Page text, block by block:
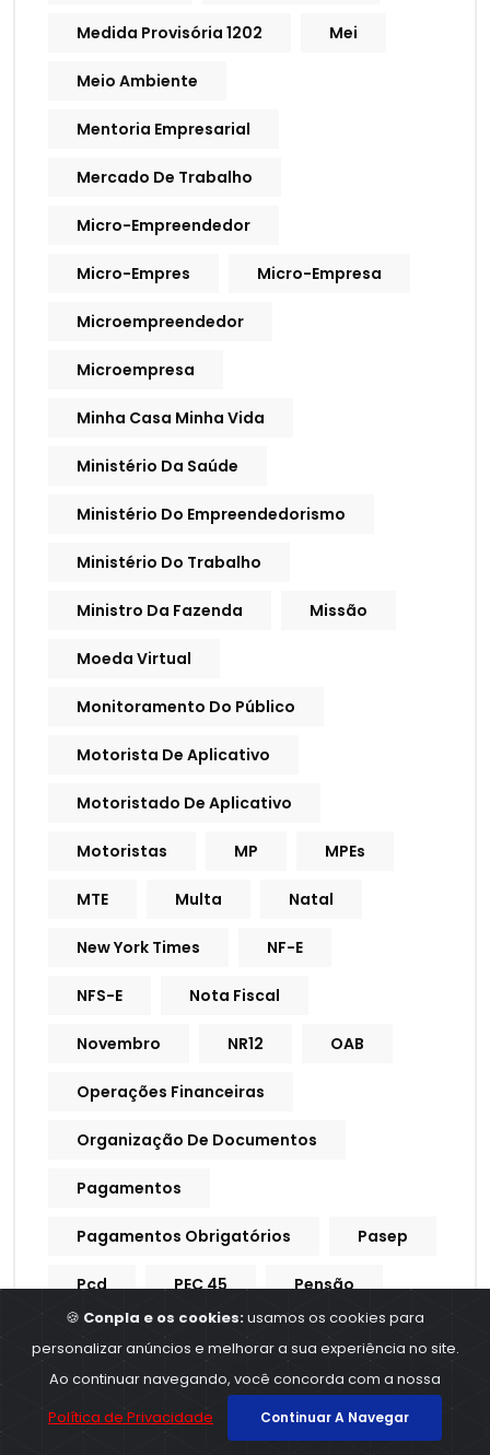
Medida Provisória 1202 Mei
Meio Ambiente
Mentoria Empresarial
Mercado De Trabalho
Micro-Empreendedor
Micro-Empres Micro-Empresa
Microempreendedor
Microempresa
Minha Casa Minha Vida
Ministério Da Saúde
Ministério Do Empreendedorismo
Ministério Do Trabalho
Ministro Da Fazenda Missão
Moeda Virtual
Monitoramento Do Público
Motorista De Aplicativo
Motoristado De Aplicativo
Motoristas MP MPEs
MTE Multa Natal
New York Times NF-E
NFS-E Nota Fiscal
Novembro NR12 OAB
Operações Financeiras
Organização De Documentos
Pagamentos
Pagamentos Obrigatórios Pasep
Pcd PEC 45 Pensão
Pensão Alimentícia
Pensão Por Morte Pente Fino
Pequena Empresa
🍪 Conpla e os cookies:usamos os cookies para
personalizar anúncios e melhorar a sua experiência no site.
Ao continuar navegando, você concorda com a nossa
Política de Privacidade
Continuar A Navegar